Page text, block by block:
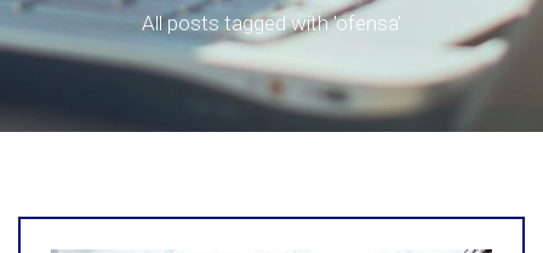
All posts tagged with 'ofensa'